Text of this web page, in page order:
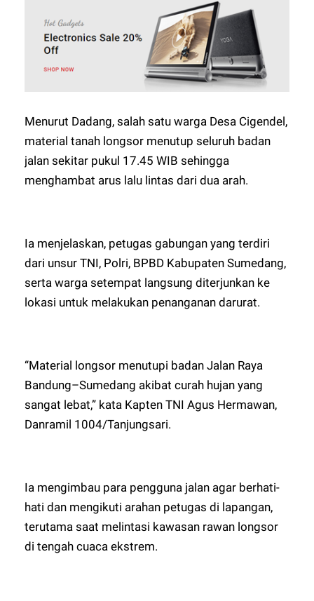
Menurut Dadang, salah satu warga Desa Cigendel,
material tanah longsor menutup seluruh badan
jalan sekitar pukul 17.45 WIB sehingga
menghambat arus lalu lintas dari dua arah.
Ia menjelaskan, petugas gabungan yang terdiri
dari unsur TNI, Polri, BPBD Kabupaten Sumedang,
serta warga setempat langsung diterjunkan ke
lokasi untuk melakukan penanganan darurat.
“Material longsor menutupi badan Jalan Raya
Bandung–Sumedang akibat curah hujan yang
sangat lebat,” kata Kapten TNI Agus Hermawan,
Danramil 1004/Tanjungsari.
Ia mengimbau para pengguna jalan agar berhati-
hati dan mengikuti arahan petugas di lapangan,
terutama saat melintasi kawasan rawan longsor
di tengah cuaca ekstrem.